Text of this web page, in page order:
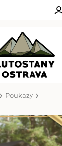
Poukazy